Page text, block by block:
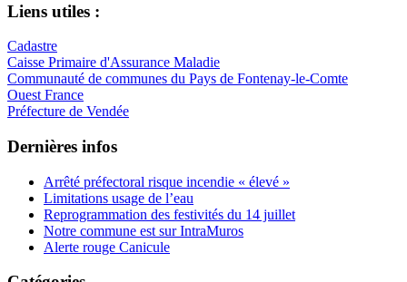
Liens utiles :
Cadastre
Caisse Primaire d'Assurance Maladie
Communauté de communes du Pays de Fontenay-le-Comte
Ouest France
Préfecture de Vendée
Dernières infos
Arrêté préfectoral risque incendie « élevé »
Limitations usage de l’eau
Reprogrammation des festivités du 14 juillet
Notre commune est sur IntraMuros
Alerte rouge Canicule